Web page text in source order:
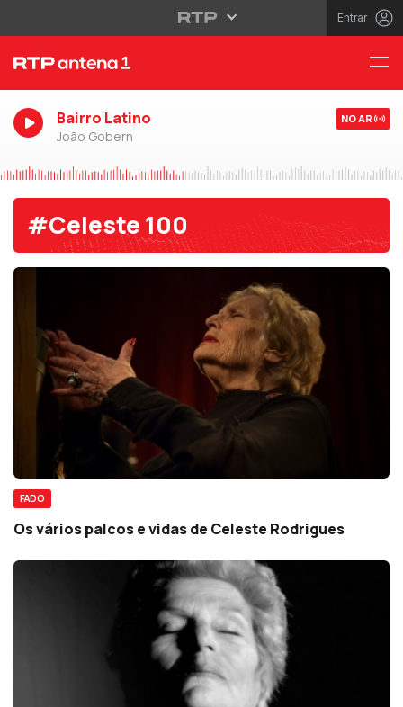
Entrar
Bairro Latino
João Gobern
NO AR
#Celeste 100
FADO
Os vários palcos e vidas de Celeste Rodrigues